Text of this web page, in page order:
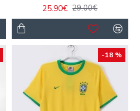
25.90€ 29.00€
-18 %